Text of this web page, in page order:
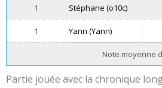
1 Stéphane (o10c)
1 Yann (Yann)
Note moyenne
Partie jouée avec la chronique